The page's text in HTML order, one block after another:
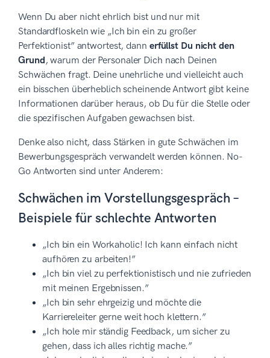
Wenn Du aber nicht ehrlich bist und nur mit
Standardfloskeln wie „Ich bin ein zu großer
Perfektionist” antwortest, dann erfüllst Du nicht den
Grund, warum der Personaler Dich nach Deinen
Schwächen fragt. Deine unehrliche und vielleicht auch
ein bisschen überheblich scheinende Antwort gibt keine
Informationen darüber heraus, ob Du für die Stelle oder
die spezifischen Aufgaben gewachsen bist.
Denke also nicht, dass Stärken in gute Schwächen im
Bewerbungsgespräch verwandelt werden können. No-
Go Antworten sind unter Anderem:
Schwächen im Vorstellungsgespräch –
Beispiele für schlechte Antworten
„Ich bin ein Workaholic! Ich kann einfach nicht
aufhören zu arbeiten!”
„Ich bin viel zu perfektionistisch und nie zufrieden
mit meinen Ergebnissen.”
„Ich bin sehr ehrgeizig und möchte die
Karriereleiter gerne weit hoch klettern.”
„Ich hole mir ständig Feedback, um sicher zu
gehen, dass ich alles richtig mache.”